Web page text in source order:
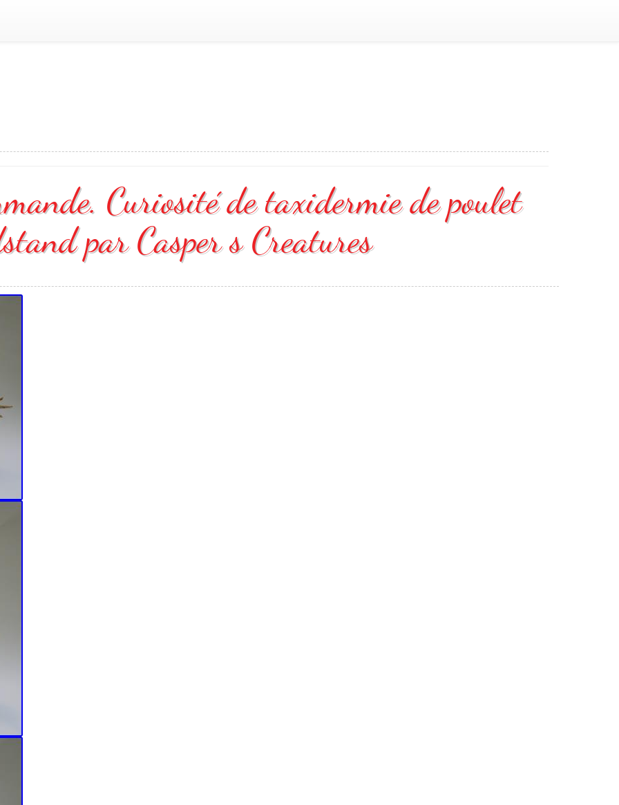
Curiosité de taxidermie de poulet
par Casper s Creatures